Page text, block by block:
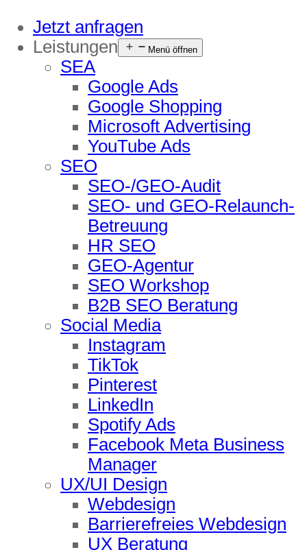
Jetzt anfragen
Leistungen
Menü öffnen
SEA
Google Ads
Google Shopping
Microsoft Advertising
YouTube Ads
SEO
SEO-/GEO-Audit
SEO- und GEO-Relaunch-
Betreuung
HR SEO
GEO-Agentur
SEO Workshop
B2B SEO Beratung
Social Media
Instagram
TikTok
Pinterest
LinkedIn
Spotify Ads
Facebook Meta Business
Manager
UX/UI Design
Webdesign
Barrierefreies Webdesign
UX Beratung